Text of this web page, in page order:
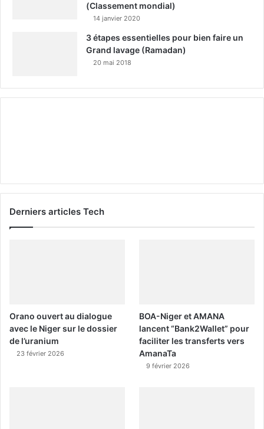
(Classement mondial)
14 janvier 2020
3 étapes essentielles pour bien faire un
Grand lavage (Ramadan)
20 mai 2018
Derniers articles Tech
Orano ouvert au dialogue
avec le Niger sur le dossier
de l’uranium
23 février 2026
BOA-Niger et AMANA
lancent “Bank2Wallet” pour
faciliter les transferts vers
AmanaTa
9 février 2026